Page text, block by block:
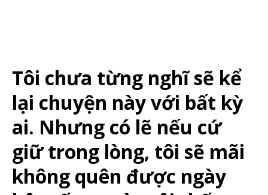
Tôi chưa từng nghĩ sẽ kể
lại chuyện này với bất kỳ
ai. Nhưng có lẽ nếu cứ
giữ trong lòng, tôi sẽ mãi
không quên được ngày